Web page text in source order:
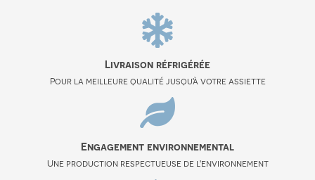
Livraison réfrigérée
Pour la meilleure qualité jusqu'à votre assiette
Engagement environnemental
Une production respectueuse de l'environnement